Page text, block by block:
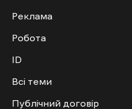
Реклама
Робота
ID
Всі теми
Публічний договір